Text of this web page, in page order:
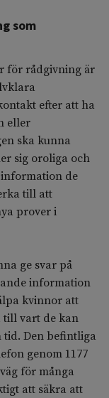
som
för rådgivning är
efter att ha
eller
ska kunna
sig oroliga och
de
till att
prover i
ge svar på
information
kvinnor att
till vart de kan
tid. Den befintliga
genom 1177
för många
att säkra att